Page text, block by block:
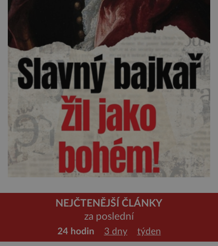
NEJČTENĚJŠÍ ČLÁNKY
za poslední
24 hodin 3 dny týden